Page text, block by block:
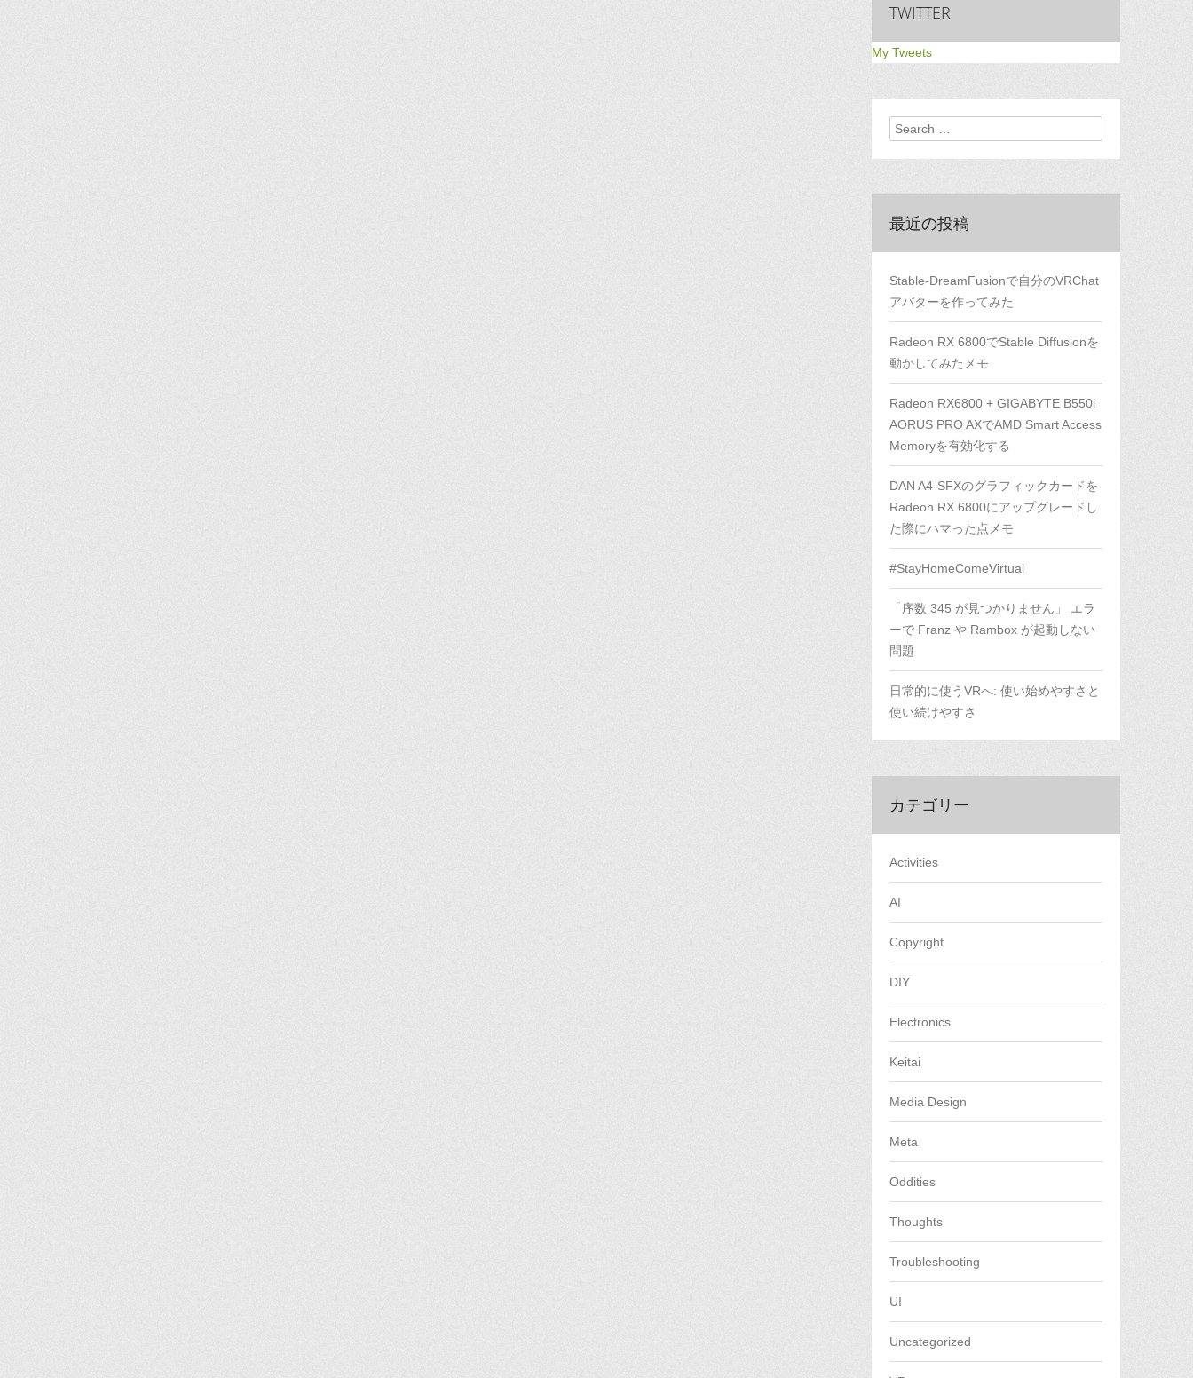
TWITTER
My Tweets
Search
最近の投稿
Stable-DreamFusionで自分のVRChat
アバターを作ってみた
Radeon RX 6800でStable Diffusionを
動かしてみたメモ
Radeon RX6800 + GIGABYTE B550i
AORUS PRO AXでAMD Smart Access
Memoryを有効化する
DAN A4-SFXのグラフィックカードを
Radeon RX 6800にアップグレードし
た際にハマった点メモ
#StayHomeComeVirtual
「序数 345 が見つかりません」 エラ
ーで Franz や Rambox が起動しない
問題
日常的に使うVRへ: 使い始めやすさと
使い続けやすさ
カテゴリー
Activities
AI
Copyright
DIY
Electronics
Keitai
Media Design
Meta
Oddities
Thoughts
Troubleshooting
UI
Uncategorized